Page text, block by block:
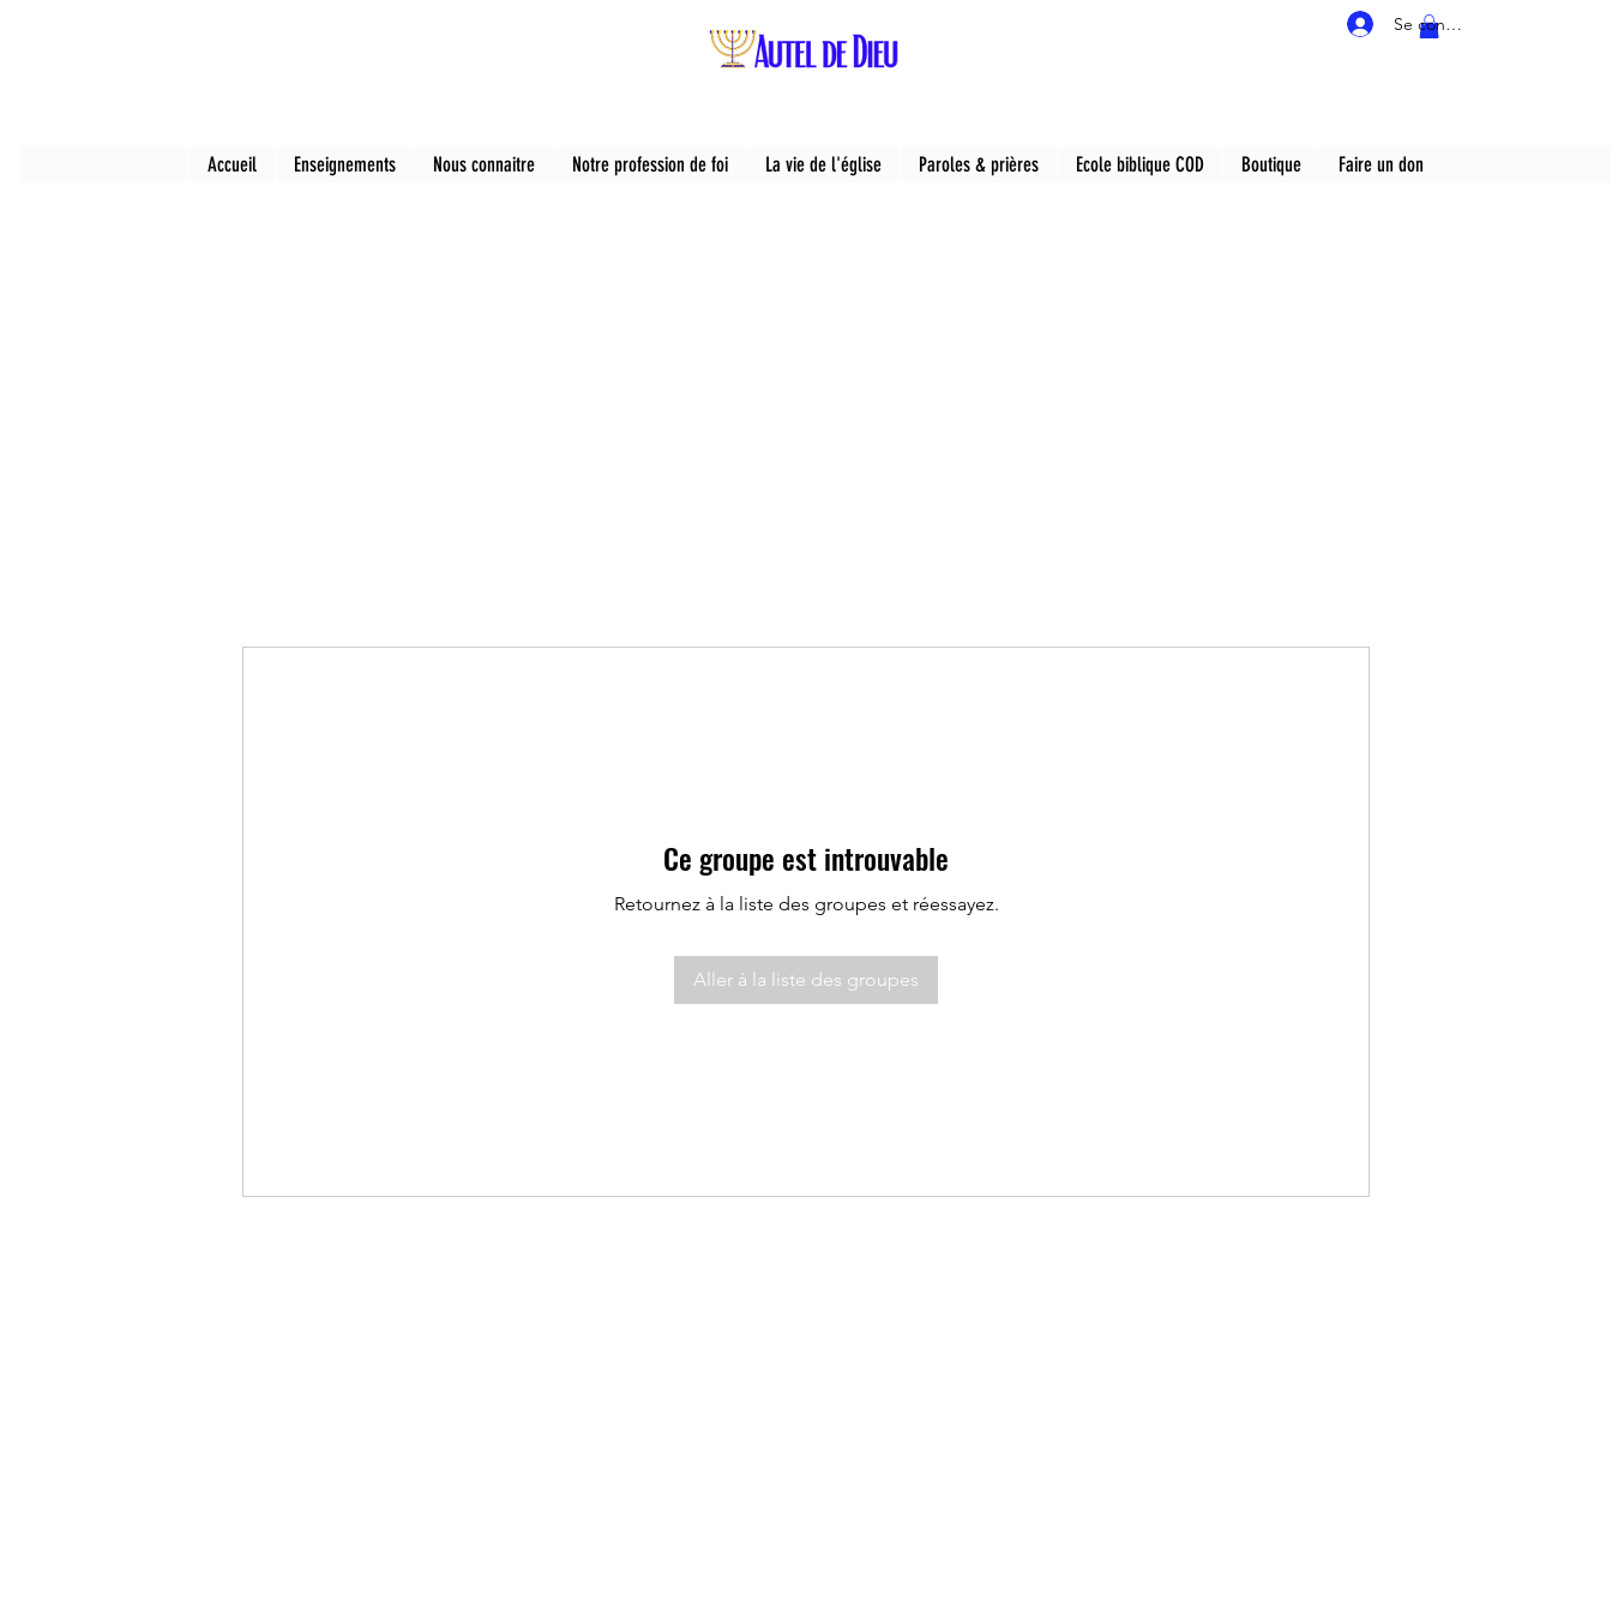
Se connecter
Accueil Enseignements Nous connaitre Notre profession de foi La vie de l'église Paroles & prières Ecole biblique COD Boutique Faire un don
Ce groupe est introuvable
Retournez à la liste des groupes et réessayez.
Aller à la liste des groupes